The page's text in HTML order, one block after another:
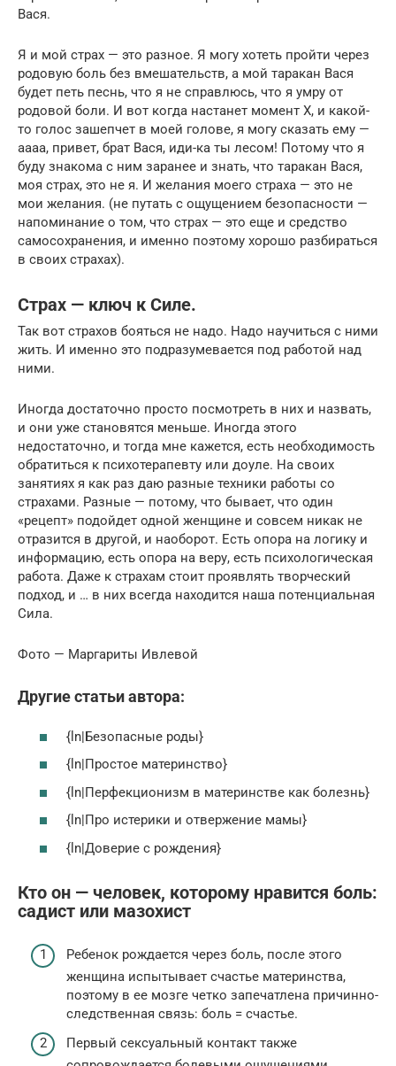
Вася.
Я и мой страх — это разное. Я могу хотеть пройти через
родовую боль без вмешательств, а мой таракан Вася
будет петь песнь, что я не справлюсь, что я умру от
родовой боли. И вот когда настанет момент Х, и какой-
то голос зашепчет в моей голове, я могу сказать ему —
аааа, привет, брат Вася, иди-ка ты лесом! Потому что я
буду знакома с ним заранее и знать, что таракан Вася,
моя страх, это не я. И желания моего страха — это не
мои желания. (не путать с ощущением безопасности —
напоминание о том, что страх — это еще и средство
самосохранения, и именно поэтому хорошо разбираться
в своих страхах).
Страх — ключ к Силе.
Так вот страхов бояться не надо. Надо научиться с ними
жить. И именно это подразумевается под работой над
ними.
Иногда достаточно просто посмотреть в них и назвать,
и они уже становятся меньше. Иногда этого
недостаточно, и тогда мне кажется, есть необходимость
обратиться к психотерапевту или доуле. На своих
занятиях я как раз даю разные техники работы со
страхами. Разные — потому, что бывает, что один
«рецепт» подойдет одной женщине и совсем никак не
отразится в другой, и наоборот. Есть опора на логику и
информацию, есть опора на веру, есть психологическая
работа. Даже к страхам стоит проявлять творческий
подход, и … в них всегда находится наша потенциальная
Сила.
Фото — Маргариты Ивлевой
Другие статьи автора:
{ln|Безопасные роды}
{ln|Простое материнство}
{ln|Перфекционизм в материнстве как болезнь}
{ln|Про истерики и отвержение мамы}
{ln|Доверие с рождения}
Кто он — человек, которому нравится боль:
садист или мазохист
Ребенок рождается через боль, после этого
женщина испытывает счастье материнства,
поэтому в ее мозге четко запечатлена причинно-
следственная связь: боль = счастье.
Первый сексуальный контакт также